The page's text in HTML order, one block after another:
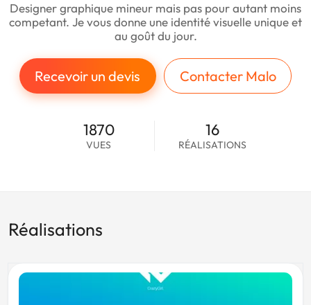
Designer graphique mineur mais pas pour autant moins
competant. Je vous donne une identité visuelle unique et
au goût du jour.
Recevoir un devis Contacter Malo
1870
VUES
16
RÉALISATIONS
Réalisations